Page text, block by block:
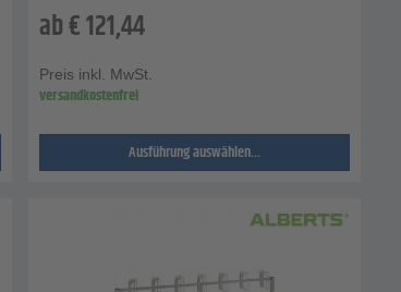
ab€121,44
Preis inkl. MwSt.
versandkostenfrei
Ausführung auswählen...